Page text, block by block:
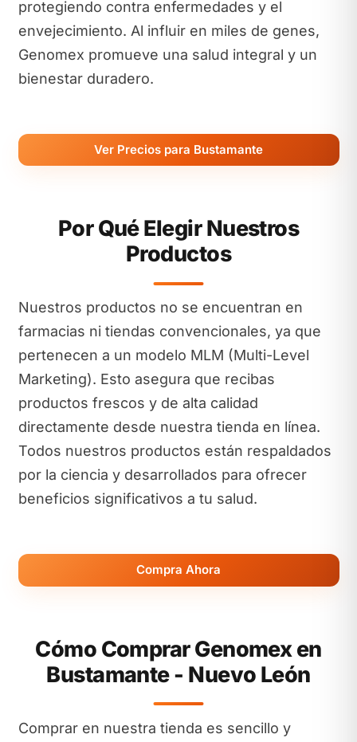
protegiendo contra enfermedades y el
envejecimiento. Al influir en miles de genes,
Genomex promueve una salud integral y un
bienestar duradero.
Ver Precios para Bustamante
Por Qué Elegir Nuestros
Productos
Nuestros productos no se encuentran en
farmacias ni tiendas convencionales, ya que
pertenecen a un modelo MLM (Multi-Level
Marketing). Esto asegura que recibas
productos frescos y de alta calidad
directamente desde nuestra tienda en línea.
Todos nuestros productos están respaldados
por la ciencia y desarrollados para ofrecer
beneficios significativos a tu salud.
Compra Ahora
Cómo Comprar Genomex en
Bustamante - Nuevo León
Comprar en nuestra tienda es sencillo y